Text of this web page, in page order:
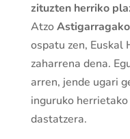
zituzten herriko
Atzo
ospatu zen, Euskal
zaharrena dena.
arren, jende ugari
inguruko
dastatzera.